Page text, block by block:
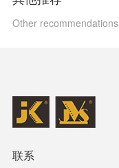
Other recommendations
联系